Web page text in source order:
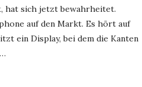
hat sich jetzt bewahrheitet.
auf den Markt. Es hört auf
ein Display, bei dem die Kanten